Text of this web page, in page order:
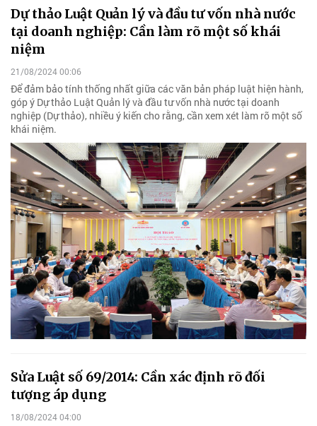
Dự thảo Luật Quản lý và đầu tư vốn nhà nước
tại doanh nghiệp: Cần làm rõ một số khái
niệm
21/08/2024 00:06
Để đảm bảo tính thống nhất giữa các văn bản pháp luật hiện hành,
góp ý Dự thảo Luật Quản lý và đầu tư vốn nhà nước tại doanh
nghiệp (Dự thảo), nhiều ý kiến cho rằng, cần xem xét làm rõ một số
khái niệm.
Sửa Luật số 69/2014: Cần xác định rõ đối
tượng áp dụng
18/08/2024 04:00